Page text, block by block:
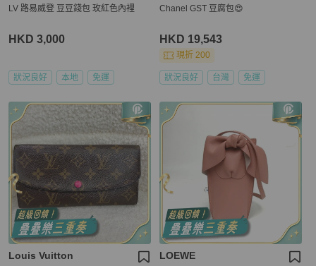
LV 路易威登 豆豆錢包 玫紅色內裡
HKD 3,000
狀況良好 本地 免運
Chanel GST 豆腐包😍
HKD 19,543
現折 200
狀況良好 台灣 免運
Louis Vuitton LOEWE